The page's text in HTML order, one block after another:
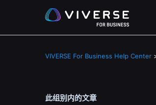
VIVERSE For Business Help Center
此组别内的文章